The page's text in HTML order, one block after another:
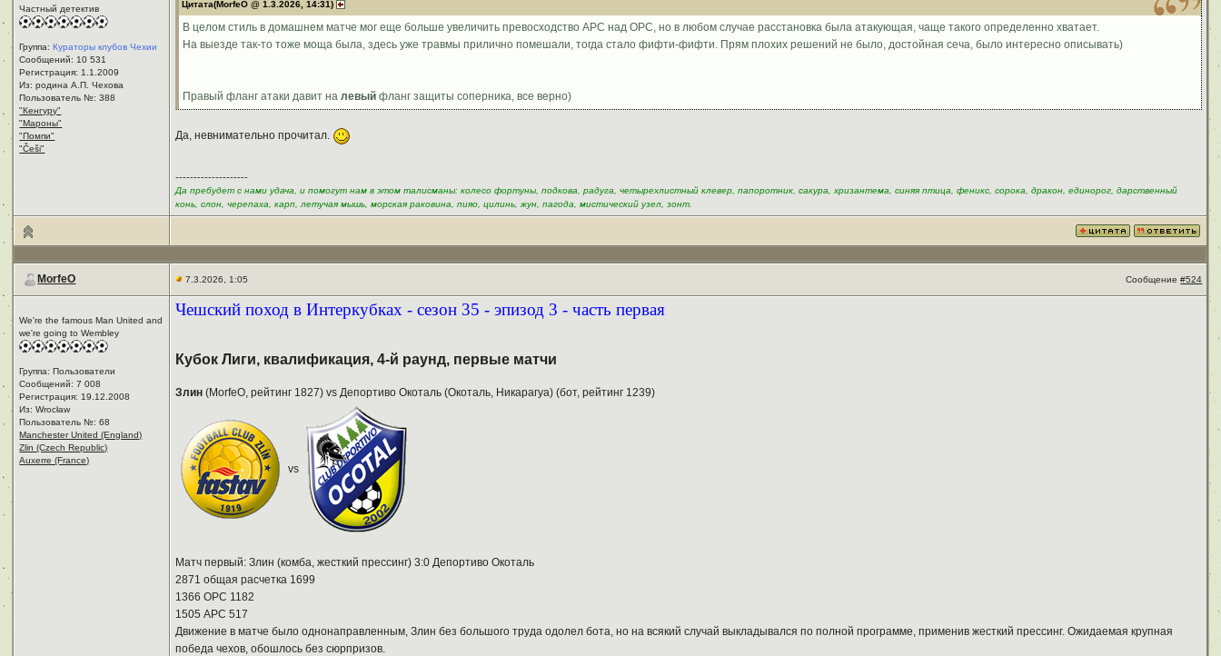
Частный детектив
Группа:Кураторы клубов Чехии
Сообщений: 10 531
Регистрация: 1.1.2009
Из: родина А.П. Чехова
Пользователь №: 388
"Кенгуру"
"Мароны"
"Помпи"
"Češi"
Цитата(MorfeO @ 1.3.2026, 14:31)
В целом стиль в домашнем матче мог еще больше увеличить превосходство АРС над ОРС, но в любом случае расстановка была атакующая, чаще такого определенно хватает.
На выезде так-то тоже моща была, здесь уже травмы прилично помешали, тогда стало фифти-фифти. Прям плохих решений не было, достойная сеча, было интересно описывать)
Правый фланг атаки давит налевый фланг защиты соперника, все верно)
Да, невнимательно прочитал.
--------------------
Да пребудет с нами удача, и помогут нам в этом талисманы: колесо фортуны, подкова, радуга, четырехлистный клевер, папоротник, сакура, хризантема, синяя птица, феникс, сорока, дракон, единорог, дарственный
конь, слон, черепаха, карп, летучая мышь, морская раковина, пияо, цилинь, жун, пагода, мистический узел, зонт.
MorfeO 7.3.2026, 1:05 Сообщение#524
We're the famous Man United and
we're going to Wembley
Группа: Пользователи
Сообщений: 7 008
Регистрация: 19.12.2008
Из: Wrocław
Пользователь №: 68
Manchester United (England)
Zlin (Czech Republic)
Auxerre (France)
Чешский поход в Интеркубках - сезон 35 - эпизод 3 - часть первая
Кубок Лиги, квалификация, 4-й раунд, первые матчи
Злин (MorfeO, рейтинг 1827) vs Депортиво Окоталь (Окоталь, Никарагуа) (бот, рейтинг 1239)
vs
Матч первый: Злин (комба, жесткий прессинг) 3:0 Депортиво Окоталь
2871 общая расчетка 1699
1366 ОРС 1182
1505 АРС 517
Движение в матче было однонаправленным, Злин без большого труда одолел бота, но на всякий случай выкладывался по полной программе, применив жесткий прессинг. Ожидаемая крупная
победа чехов, обошлось без сюрпризов.